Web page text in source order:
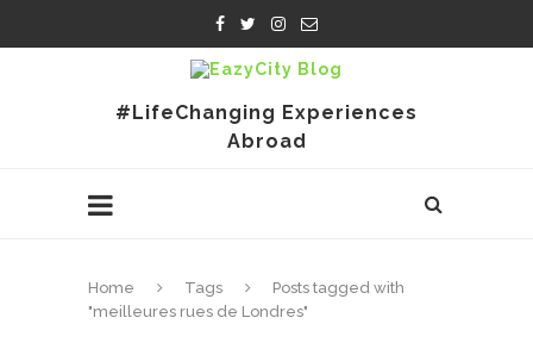
#LifeChanging Experiences
Abroad
Home Tags
Posts tagged with
"meilleures rues de Londres"